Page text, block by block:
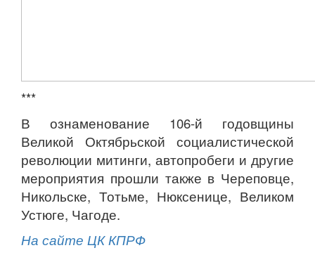
***
В ознаменование 106-й годовщины
Великой Октябрьской социалистической
революции митинги, автопробеги и другие
мероприятия прошли также в Череповце,
Никольске, Тотьме, Нюксенице, Великом
Устюге, Чагоде.
На сайте ЦК КПРФ